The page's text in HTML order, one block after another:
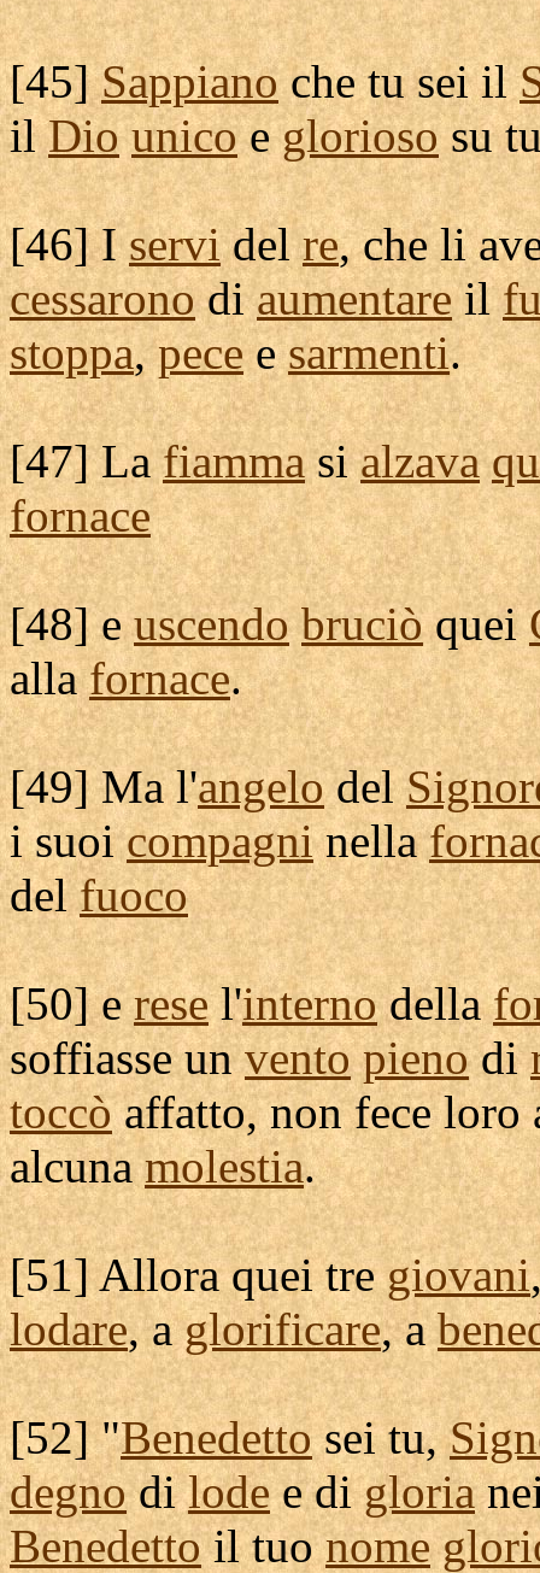
[45]Sappianoche tu sei il
ilDio unicoegloriososu
[46] Iservidelre, che li
cessaronodiaumentareil
stoppa,peceesarmenti.
[47] Lafiammasialzava
fornace
[48] euscendo bruciòquei
allafornace.
[49] Ma l'angelodel
i suoicompagninella
delfuoco
[50] eresel'internodella
soffiasseunvento pienodi
toccòaffatto, non fece loro
alcunamolestia.
[51] Allora quei tregiovani
lodare, aglorificare, a
[52] "Benedettosei tu,
degnodilodee digloria
Benedettoil tuonome